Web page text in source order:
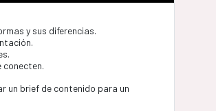
y sus diferencias.
un brief de contenido para un